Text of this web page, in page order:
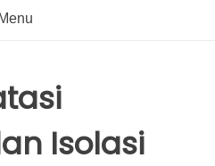
Menu
Isolasi